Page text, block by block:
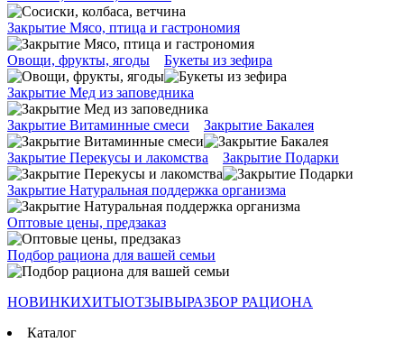
Закрытие Мясо, птица и гастрономия
Овощи, фрукты, ягоды Букеты из зефира
Закрытие Мед из заповедника
Закрытие Витаминные смеси Закрытие Бакалея
Закрытие Перекусы и лакомства Закрытие Подарки
Закрытие Натуральная поддержка организма
Оптовые цены, предзаказ
Подбор рациона для вашей семьи
НОВИНКИХИТЫОТЗЫВЫРАЗБОР РАЦИОНА
Каталог